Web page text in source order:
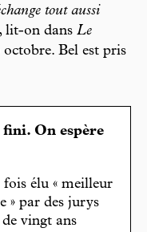
tout aussi
lit-on dans Le
Bel est pris
On espère
fois élu « meilleur
» par des jurys
vingt ans